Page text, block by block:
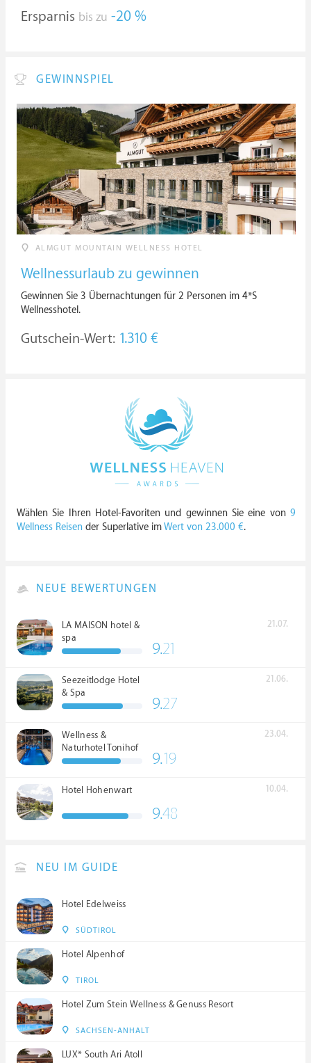
Ersparnis bis zu -20 %
GEWINNSPIEL
ALMGUT MOUNTAIN WELLNESS HOTEL
Wellnessurlaub zu gewinnen
Gewinnen Sie 3 Übernachtungen für 2 Personen im 4*S
Wellnesshotel.
Gutschein-Wert: 1.310 €
Wählen Sie Ihren Hotel-Favoriten und gewinnen Sie eine von 9
Wellness Reisen der Superlative imWert von 23.000 €.
NEUE BEWERTUNGEN
LA MAISON hotel &
spa
21.07.
9.21
Seezeitlodge Hotel
& Spa
21.06.
9.27
Wellness &
Naturhotel Tonihof
****S
23.04.
9.19
Hotel Hohenwart 10.04.
9.48
NEU IM GUIDE
Hotel Edelweiss
SÜDTIROL
Hotel Alpenhof
TIROL
Hotel Zum Stein Wellness & Genuss Resort
SACHSEN-ANHALT
LUX* South Ari Atoll